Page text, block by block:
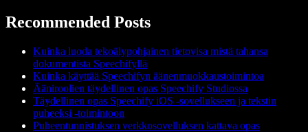
Recommended Posts
Kuinka luoda tekoälypohjainen tietovisa mistä tahansa
dokumentista Speechifyllä
Kuinka käyttää Speechifyn äänenmuokkaustoimintoa
Ääniroolien täydellinen opas Speechify Studiossa
Täydellinen opas Speechify iOS -sovellukseen ja tekstin
puheeksi -toimintoon
Puheentunnistuksen verkkosovelluksen kattava opas